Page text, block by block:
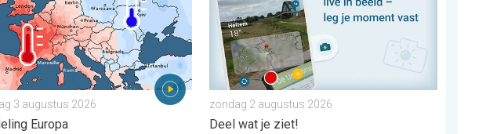
3 augustus 2026
Europa
zondag 2 augustus 2026
Deel wat je ziet!